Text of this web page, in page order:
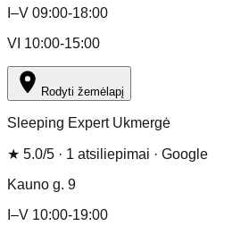
I–V 09:00-18:00
VI 10:00-15:00
Rodyti žemėlapį
Sleeping Expert Ukmergė
★ 5.0/5 · 1 atsiliepimai · Google
Kauno g. 9
I–V 10:00-19:00